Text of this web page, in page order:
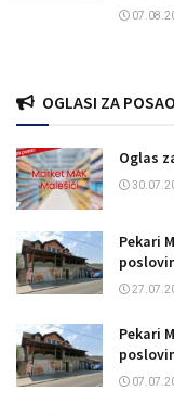
OGLASI ZA POSAO
Oglas
Pekari
Pekari